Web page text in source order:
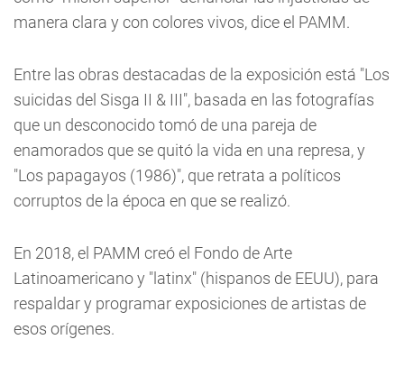
manera clara y con colores vivos, dice el PAMM.
Entre las obras destacadas de la exposición está "Los
suicidas del Sisga II & III", basada en las fotografías
que un desconocido tomó de una pareja de
enamorados que se quitó la vida en una represa, y
"Los papagayos (1986)", que retrata a políticos
corruptos de la época en que se realizó.
En 2018, el PAMM creó el Fondo de Arte
Latinoamericano y "latinx" (hispanos de EEUU), para
respaldar y programar exposiciones de artistas de
esos orígenes.